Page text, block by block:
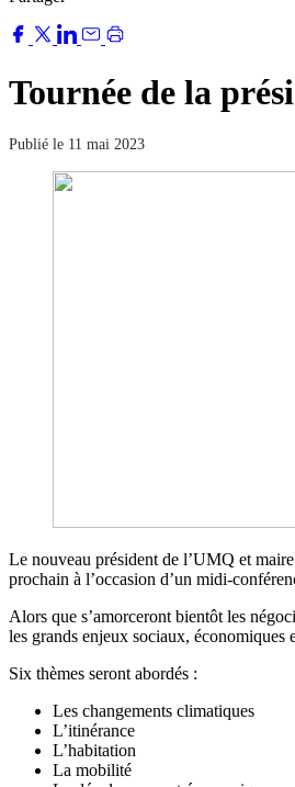
Tournée de la
Publié le 11 mai 2023
Le nouveau président de l’UMQ et
prochain à l’occasion d’un midi-
Alors que s’amorceront bientôt les
les grands enjeux sociaux, économiques
Six thèmes seront abordés :
Les changements climatiques
L’itinérance
L’habitation
La mobilité